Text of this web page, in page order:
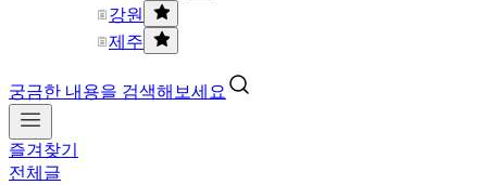
강원
제주
궁금한 내용을 검색해보세요
즐겨찾기
전체글